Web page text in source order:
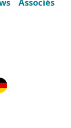
Associés